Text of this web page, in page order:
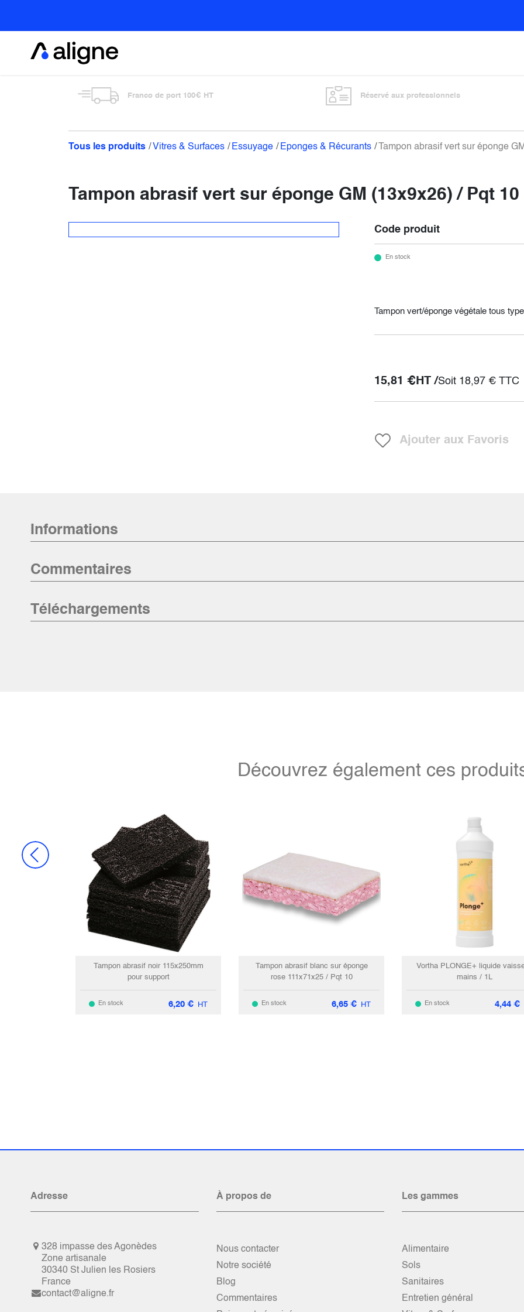
Franco de port 100€ HT Réservé aux professionnels
Tous les produits Vitres & Surfaces Essuyage Eponges & Récurants Tampon abrasif vert sur éponge
Tampon abrasif vert sur éponge GM (13x9x26) / Pqt 10
Code produit
En stock
Tampon vert/éponge végétale tous
15,81 € HT /Soit 18,97 €TTC
Ajouter aux Favoris
Informations
Commentaires
Téléchargements
Découvrez également ces
Tampon abrasif noir 115x250mm
pour support
En stock 6,20 € HT
Tampon abrasif blanc sur éponge
rose 111x71x25 / Pqt 10
En stock 6,65 € HT
Vortha PLONGE+ liquide
mains / 1L
En stock 4,44 €
Adresse
328 impasse des Agonèdes
Zone artisanale
30340 St Julien les Rosiers
France
contact@aligne.fr
À propos de
Nous contacter
Notre société
Blog
Commentaires
Les gammes
Alimentaire
Sols
Sanitaires
Entretien général